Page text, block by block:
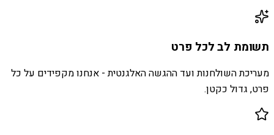
תשומת לב לכל פרט
מעריכת השולחנות ועד ההגשה האלגנטית - אנחנו מקפידים על כל
פרט, גדול כקטן.